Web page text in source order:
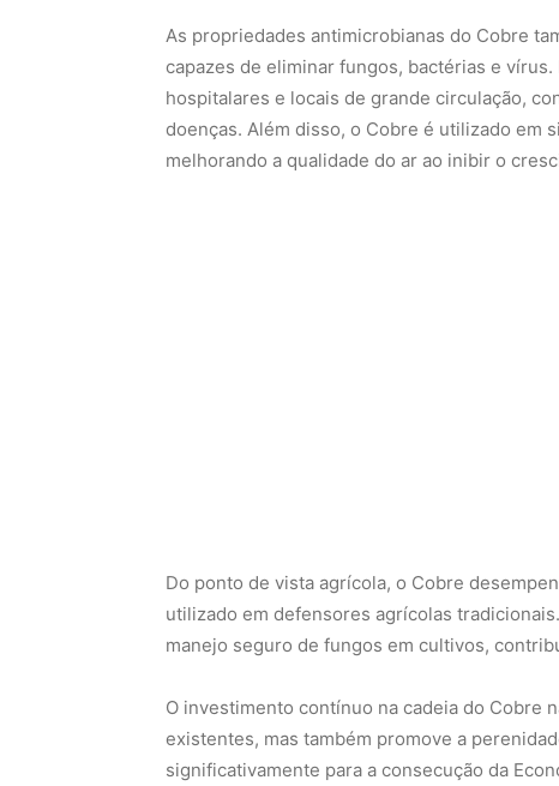
As propriedades antimicrobianas do Cobre
capazes de eliminar fungos, bactérias e
hospitalares e locais de grande circulação,
doenças. Além disso, o Cobre é utilizado em
melhorando a qualidade do ar ao inibir o
Do ponto de vista agrícola, o Cobre
utilizado em defensores agrícolas
manejo seguro de fungos em cultivos,
O investimento contínuo na cadeia do Cobre
existentes, mas também promove a
significativamente para a consecução da